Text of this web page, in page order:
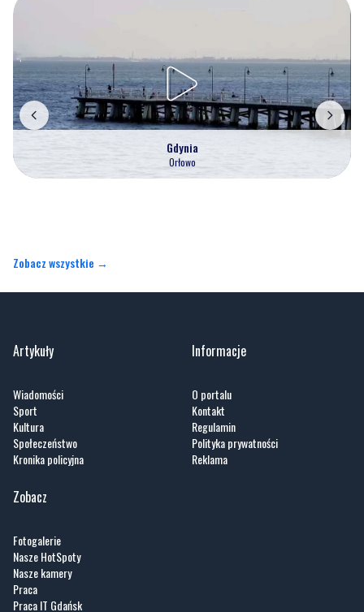
Gdynia
Orłowo
Zobacz wszystkie →
Artykuły
Wiadomości
Sport
Kultura
Społeczeństwo
Kronika policyjna
Informacje
O portalu
Kontakt
Regulamin
Polityka prywatności
Reklama
Zobacz
Fotogalerie
Nasze HotSpoty
Nasze kamery
Praca
Praca IT Gdańsk